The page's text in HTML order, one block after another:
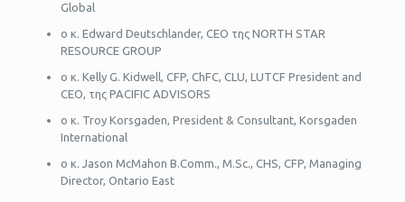
Global
ο κ. Edward Deutschlander, CEO της ΝΟRTH STAR
RESOURCE GROUP
ο κ. Kelly G. Kidwell, CFP, ChFC, CLU, LUTCF President and
CEO, της PACIFIC ADVISORS
ο κ. Troy Korsgaden, President & Consultant, Korsgaden
International
ο κ. Jason McMahon B.Comm., M.Sc., CHS, CFP, Managing
Director, Ontario East